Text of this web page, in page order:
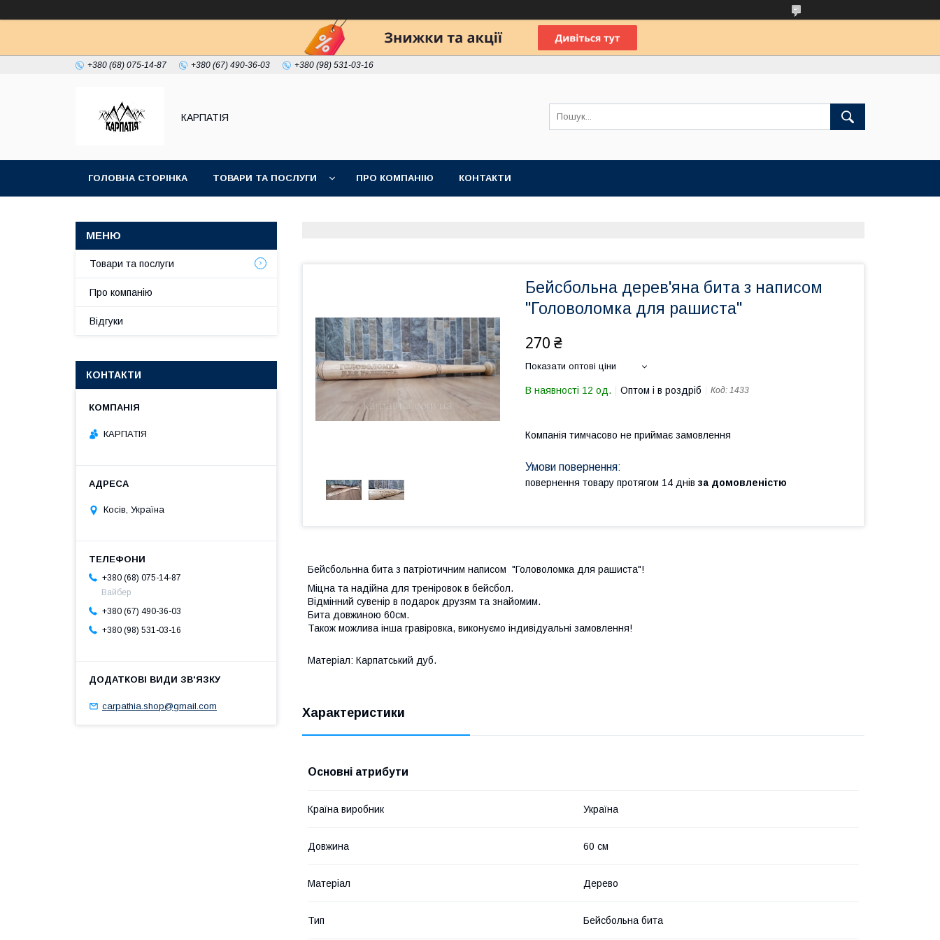
+380 (68) 075-14-87 +380 (67) 490-36-03 +380 (98) 531-03-16
КАРПАТІЯ
ГОЛОВНА СТОРІНКА ТОВАРИ ТА ПОСЛУГИ ПРО КОМПАНІЮ КОНТАКТИ
Бейсбольна дерев'яна бита з написом
"Головоломка для рашиста"
270 ₴
Показати оптові ціни
В наявності 12 од. Оптом і в роздріб Код: 1433
Компанія тимчасово не приймає замовлення
повернення товару протягом 14 днів за домовленістю
Бейсбольнна бита з патріотичним написом "Головоломка для рашиста"!
Міцна та надійна для треніровок в бейсбол.
Відмінний сувенір в подарок друзям та знайомим.
Бита довжиною 60см.
Також можлива інша гравіровка, виконуємо індивідуальні замовлення!
Матеріал: Карпатський дуб.
Характеристики
Основні атрибути
Країна виробник Україна
Довжина 60 см
Матеріал Дерево
Тип Бейсбольна бита
Товари та послуги
Про компанію
Відгуки
КОНТАКТИ
КАРПАТІЯ
Косів, Україна
+380 (68) 075-14-87
Вайбер
+380 (67) 490-36-03
+380 (98) 531-03-16
carpathia.shop@gmail.com